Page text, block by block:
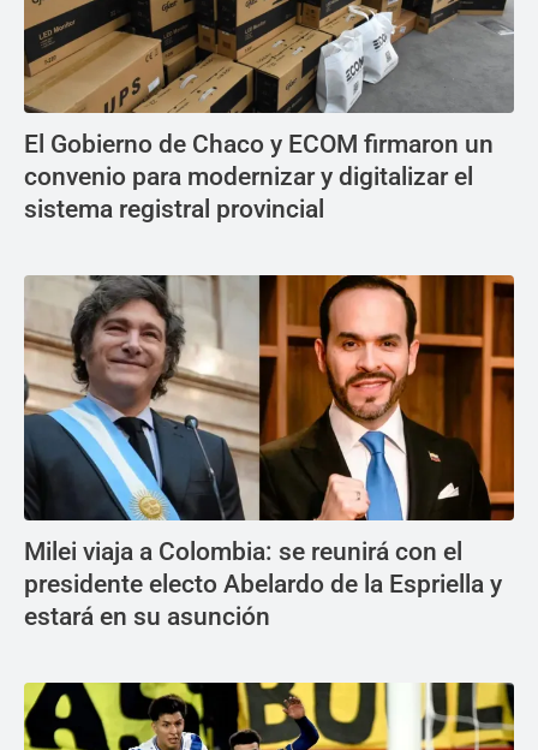
El Gobierno de Chaco y ECOM firmaron un
convenio para modernizar y digitalizar el
sistema registral provincial
Milei viaja a Colombia: se reunirá con el
presidente electo Abelardo de la Espriella y
estará en su asunción